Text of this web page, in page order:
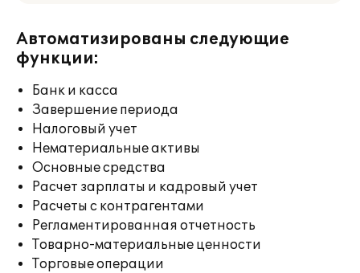
Автоматизированы следующие
функции:
Банк и касса
Завершение периода
Налоговый учет
Нематериальные активы
Основные средства
Расчет зарплаты и кадровый учет
Расчеты с контрагентами
Регламентированная отчетность
Товарно-материальные ценности
Торговые операции